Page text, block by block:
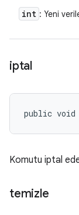
int : Yeni
iptal
public
Komutu iptal
temizle